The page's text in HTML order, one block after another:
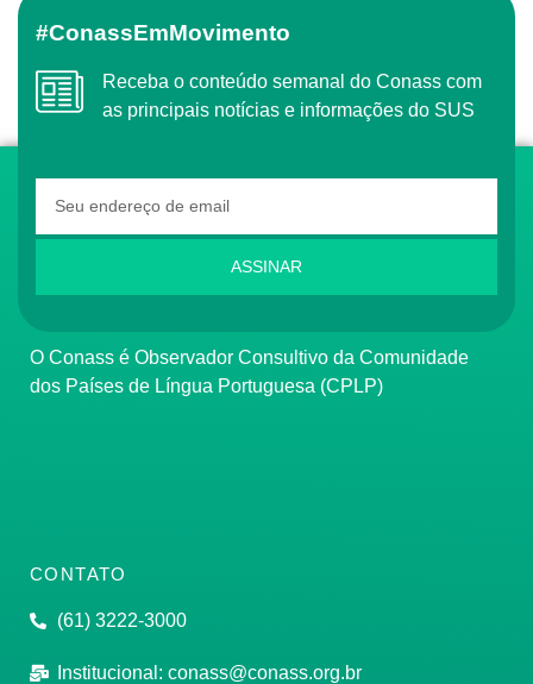
#ConassEmMovimento
Receba o conteúdo semanal do Conass com
as principais notícias e informações do SUS
ASSINAR
O Conass é Observador Consultivo da Comunidade
dos Países de Língua Portuguesa (CPLP)
CONTATO
(61) 3222-3000
Institucional: conass@conass.org.br